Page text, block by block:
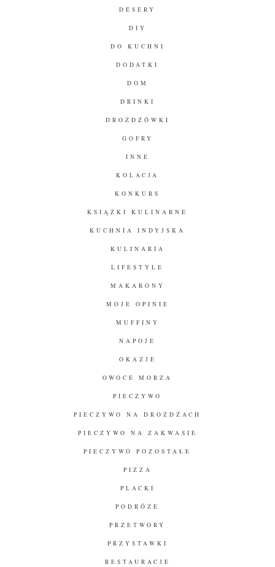
DESERY
DIY
DO KUCHNI
DODATKI
DOM
DRINKI
DROŻDŻÓWKI
GOFRY
INNE
KOLACJA
KONKURS
KSIĄŻKI KULINARNE
KUCHNIA INDYJSKA
KULINARIA
LIFESTYLE
MAKARONY
MOJE OPINIE
MUFFINY
NAPOJE
OKAZJE
OWOCE MORZA
PIECZYWO
PIECZYWO NA DROŻDŻACH
PIECZYWO NA ZAKWASIE
PIECZYWO POZOSTAŁE
PIZZA
PLACKI
PODRÓŻE
PRZETWORY
PRZYSTAWKI
RESTAURACJE